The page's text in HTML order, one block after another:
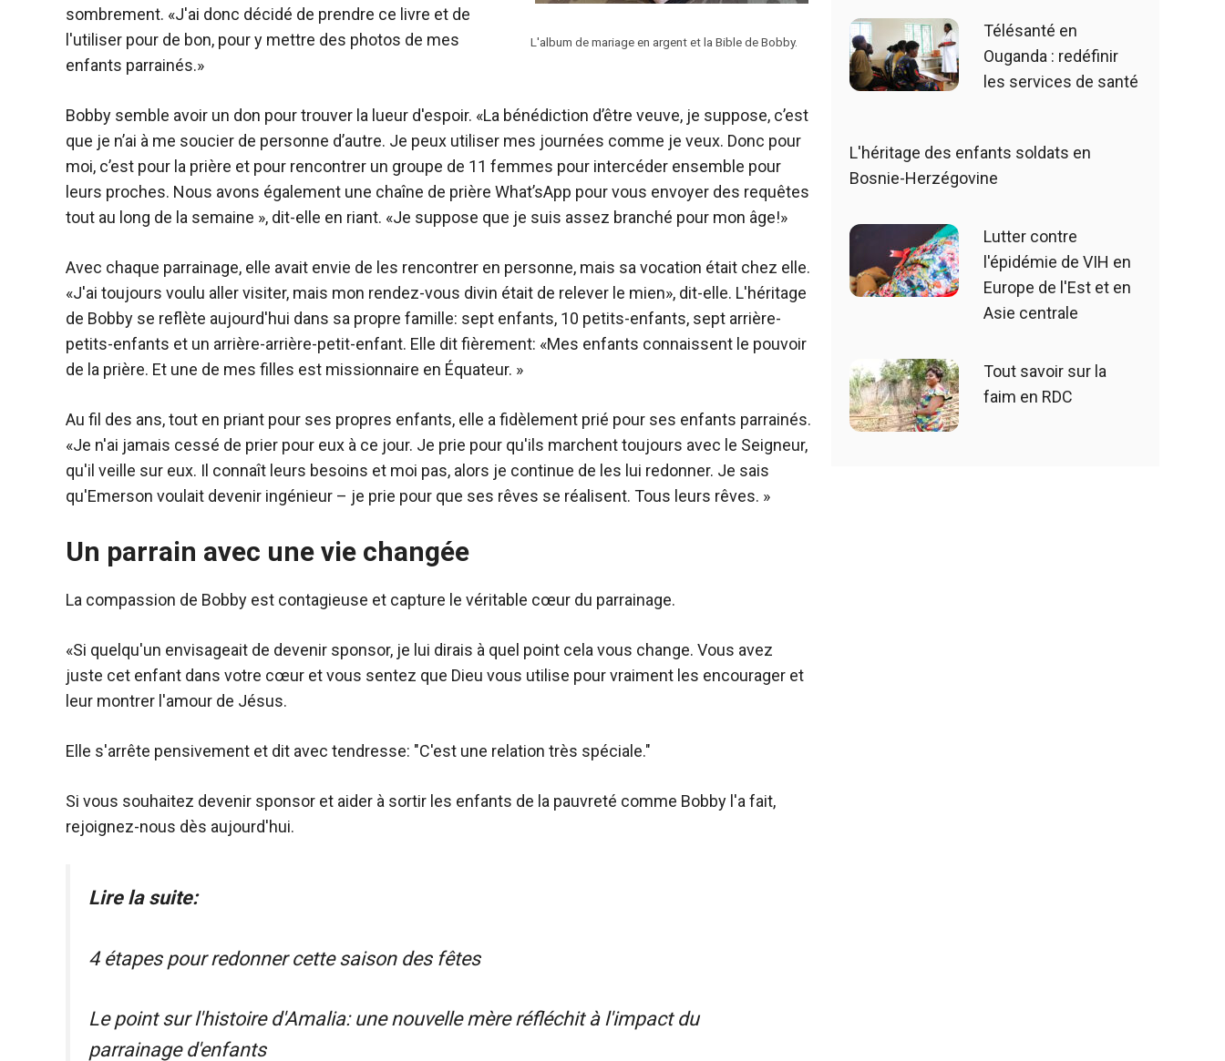
L'album de mariage en argent et la Bible de Bobby.
sombrement. «J'ai donc décidé de prendre ce livre et de
l'utiliser pour de bon, pour y mettre des photos de mes
enfants parrainés.»
Bobby semble avoir un don pour trouver la lueur d'espoir. «La bénédiction d’être veuve, je suppose, c’est
que je n’ai à me soucier de personne d’autre. Je peux utiliser mes journées comme je veux. Donc pour
moi, c’est pour la prière et pour rencontrer un groupe de 11 femmes pour intercéder ensemble pour
leurs proches. Nous avons également une chaîne de prière What’sApp pour vous envoyer des requêtes
tout au long de la semaine », dit-elle en riant. «Je suppose que je suis assez branché pour mon âge!»
Avec chaque parrainage, elle avait envie de les rencontrer en personne, mais sa vocation était chez elle.
«J'ai toujours voulu aller visiter, mais mon rendez-vous divin était de relever le mien», dit-elle. L'héritage
de Bobby se reflète aujourd'hui dans sa propre famille: sept enfants, 10 petits-enfants, sept arrière-
petits-enfants et un arrière-arrière-petit-enfant. Elle dit fièrement: «Mes enfants connaissent le pouvoir
de la prière. Et une de mes filles est missionnaire en Équateur. »
Au fil des ans, tout en priant pour ses propres enfants, elle a fidèlement prié pour ses enfants parrainés.
«Je n'ai jamais cessé de prier pour eux à ce jour. Je prie pour qu'ils marchent toujours avec le Seigneur,
qu'il veille sur eux. Il connaît leurs besoins et moi pas, alors je continue de les lui redonner. Je sais
qu'Emerson voulait devenir ingénieur – je prie pour que ses rêves se réalisent. Tous leurs rêves. »
Un parrain avec une vie changée
La compassion de Bobby est contagieuse et capture le véritable cœur du parrainage.
«Si quelqu'un envisageait de devenir sponsor, je lui dirais à quel point cela vous change. Vous avez
juste cet enfant dans votre cœur et vous sentez que Dieu vous utilise pour vraiment les encourager et
leur montrer l'amour de Jésus.
Elle s'arrête pensivement et dit avec tendresse: "C'est une relation très spéciale."
Si vous souhaitez devenir sponsor et aider à sortir les enfants de la pauvreté comme Bobby l'a fait,
rejoignez-nous dès aujourd'hui.
Lire la suite:
4 étapes pour redonner cette saison des fêtes
Le point sur l'histoire d'Amalia: une nouvelle mère réfléchit à l'impact du
parrainage d'enfants
Télésanté en
Ouganda : redéfinir
les services de santé
L'héritage des enfants soldats en
Bosnie-Herzégovine
Lutter contre
l'épidémie de VIH en
Europe de l'Est et en
Asie centrale
Tout savoir sur la
faim en RDC